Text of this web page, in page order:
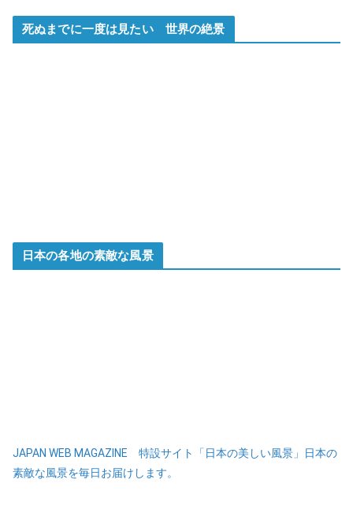
死ぬまでに一度は見たい 世界の絶景
日本の各地の素敵な風景
JAPAN WEB MAGAZINE 特設サイト「日本の美しい風景」日本の
素敵な風景を毎日お届けします。